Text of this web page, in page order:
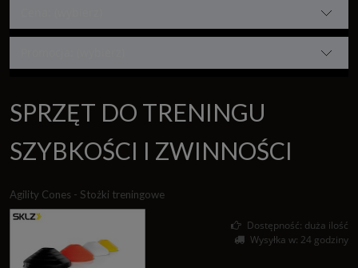
SPRZĘT DO TRENINGU
SZYBKOŚCI I ZWINNOŚCI
Agility Cones - Stożki treningowe
Dostępność: duża ilość
Wysyłka w: 24 godziny